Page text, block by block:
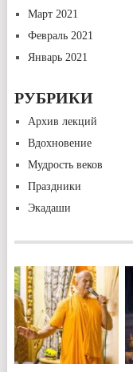
Март 2021
Февраль 2021
Январь 2021
РУБРИКИ
Архив лекций
Вдохновение
Мудрость веков
Праздники
Экадаши